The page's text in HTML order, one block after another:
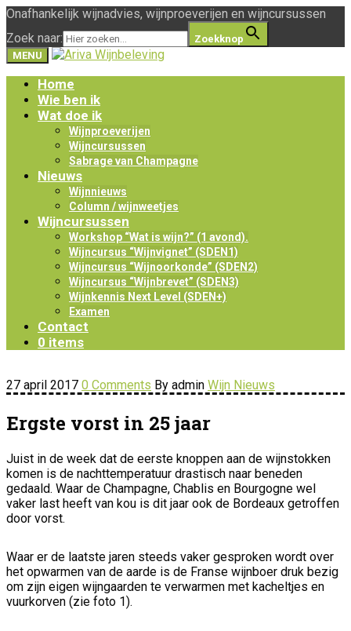
Onafhankelijk wijnadvies, wijnproeverijen en wijncursussen
Zoek naar:
Zoekknop
MENU
Home
Wie ben ik
Wat doe ik
Wijnproeverijen
Wijncursussen
Sabrage van Champagne
Nieuws
Wijnnieuws
Column / wijnweetjes
Wijncursussen
Workshop “Wat is wijn?” (1 avond).
Wijncursus “Wijnvignet” (SDEN1)
Wijncursus “Wijnoorkonde” (SDEN2)
Wijncursus “Wijnbrevet” (SDEN3)
Wijnkennis Next Level (SDEN+)
Examen
Contact
0 items
27 april 2017 0 Comments By admin Wijn Nieuws
Ergste vorst in 25 jaar
Juist in de week dat de eerste knoppen aan de wijnstokken
komen is de nachttemperatuur drastisch naar beneden
gedaald. Waar de Champagne, Chablis en Bourgogne wel
vaker last heeft van kou is dit jaar ook de Bordeaux getroffen
door vorst.
Waar er de laatste jaren steeds vaker gesproken wordt over
het opwarmen van de aarde is de Franse wijnboer druk bezig
om zijn eigen wijngaarden te verwarmen met kacheltjes en
vuurkorven (zie foto 1).